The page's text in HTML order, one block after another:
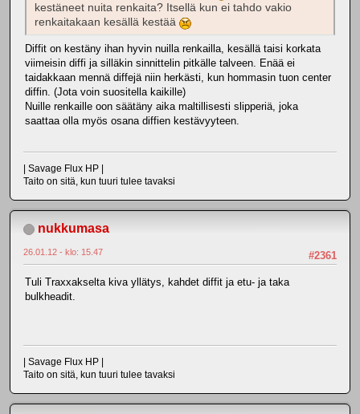
kestäneet nuita renkaita? Itsellä kun ei tahdo vakio
renkaitakaan kesällä kestää
Diffit on kestäny ihan hyvin nuilla renkailla, kesällä taisi korkata
viimeisin diffi ja silläkin sinnittelin pitkälle talveen. Enää ei
taidakkaan mennä diffejä niin herkästi, kun hommasin tuon center
diffin. (Jota voin suositella kaikille)
Nuille renkaille oon säätäny aika maltillisesti slipperiä, joka
saattaa olla myös osana diffien kestävyyteen.
| Savage Flux HP |
Taito on sitä, kun tuuri tulee tavaksi
nukkumasa
#2361
26.01.12 - klo: 15.47
Tuli Traxxakselta kiva yllätys, kahdet diffit ja etu- ja taka
bulkheadit.
| Savage Flux HP |
Taito on sitä, kun tuuri tulee tavaksi